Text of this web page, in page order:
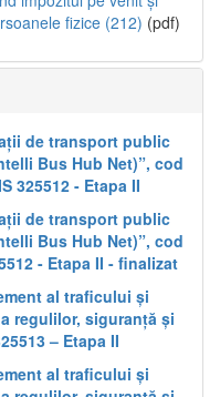
fizice (212) (pdf)
de transport public
Bus Hub Net)”, cod
325512 - Etapa II
de transport public
Bus Hub Net)”, cod
- Etapa II - finalizat
al traficului și
regulilor, siguranță și
– Etapa II
al traficului și